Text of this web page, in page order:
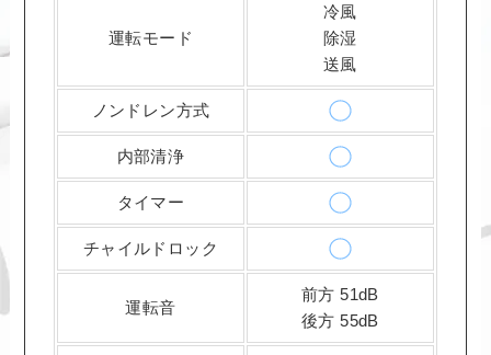
運転モード
冷風
除湿
送風
ノンドレン方式
内部清浄
タイマー
チャイルドロック
運転音
前方 51dB
後方 55dB